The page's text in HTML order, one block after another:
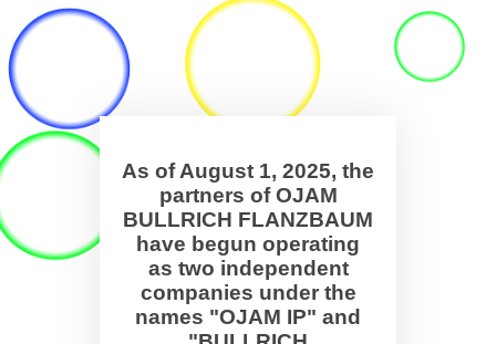
As of August 1, 2025, the
partners of OJAM
BULLRICH FLANZBAUM
have begun operating
as two independent
companies under the
names "OJAM IP" and